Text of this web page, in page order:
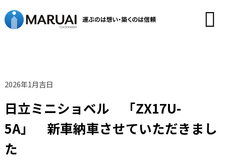
2026年1月吉日
日立ミニショベル 「ZX17U-
5A」 新車納車させていただきまし
た